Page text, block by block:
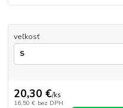
veľkosť
20,30 €/ks
16,50 € bez DPH